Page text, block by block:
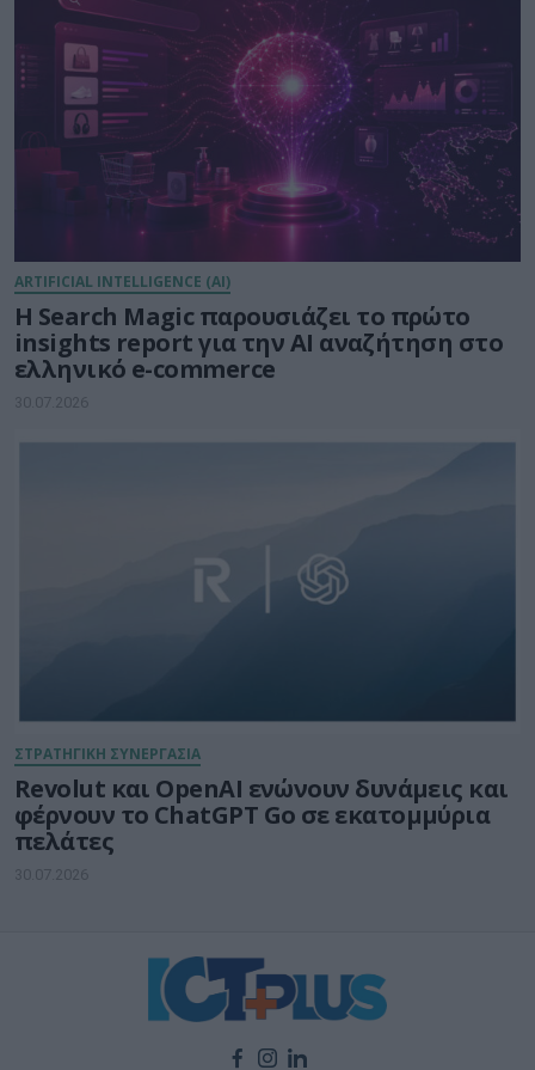
ARTIFICIAL INTELLIGENCE (AI)
Η Search Magic παρουσιάζει το πρώτο
insights report για την AI αναζήτηση στο
ελληνικό e-commerce
30.07.2026
ΣΤΡΑΤΗΓΙΚΗ ΣΥΝΕΡΓΑΣΙΑ
Revolut και OpenAI ενώνουν δυνάμεις και
φέρνουν το ChatGPT Go σε εκατομμύρια
πελάτες
30.07.2026